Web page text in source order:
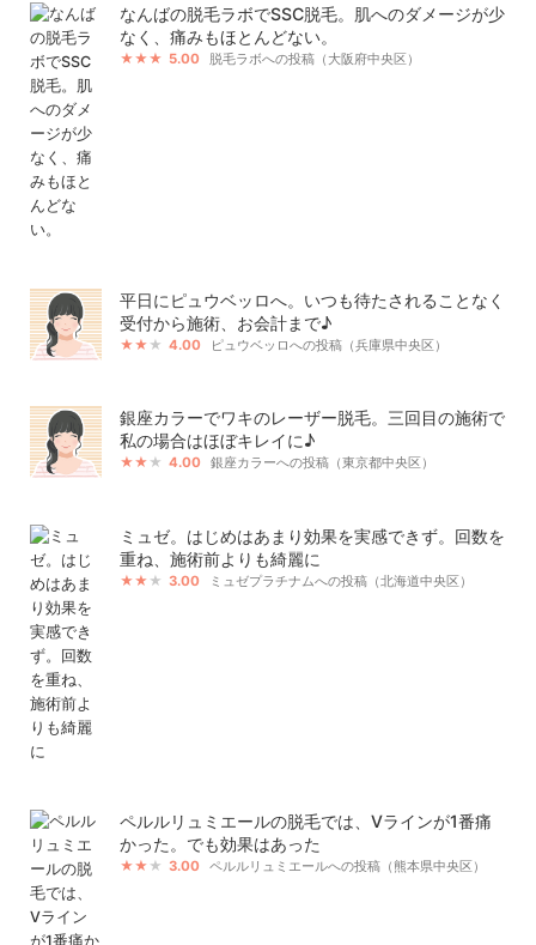
なんばの脱毛ラボでSSC脱毛。肌へのダメージが少
なく、痛みもほとんどない。
5.00 脱毛ラボへの投稿（大阪府中央区）
平日にピュウベッロへ。いつも待たされることなく
受付から施術、お会計まで♪
4.00 ピュウベッロへの投稿（兵庫県中央区）
銀座カラーでワキのレーザー脱毛。三回目の施術で
私の場合はほぼキレイに♪
4.00 銀座カラーへの投稿（東京都中央区）
ミュゼ。はじめはあまり効果を実感できず。回数を
重ね、施術前よりも綺麗に
3.00 ミュゼプラチナムへの投稿（北海道中央区）
ペルルリュミエールの脱毛では、Vラインが1番痛
かった。でも効果はあった
3.00 ペルルリュミエールへの投稿（熊本県中央区）